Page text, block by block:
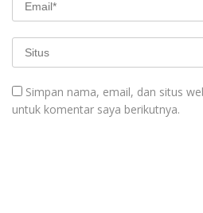
Simpan nama, email, dan situs
untuk komentar saya berikutnya.